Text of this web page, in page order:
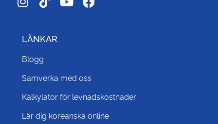
LÄNKAR
Blogg
Samverka med oss
Kalkylator för levnadskostnader
Lär dig koreanska online